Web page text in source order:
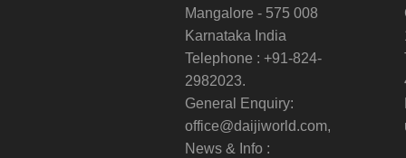
Mangalore - 575 008
Karnataka India
Telephone : +91-824-
2982023.
General Enquiry:
office@daijiworld.com,
News & Info :